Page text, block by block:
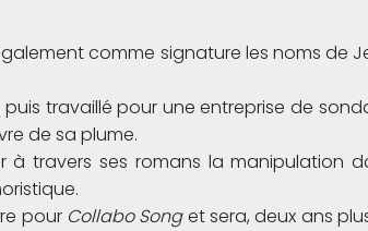
comme signature les noms de
travaillé pour une entreprise de
de sa plume.
travers ses romans la manipulation
pour Collabo Songet sera, deux ans